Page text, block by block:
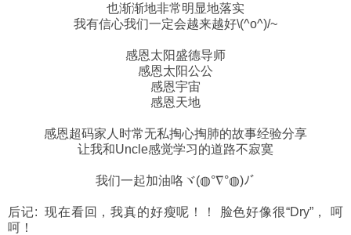
也渐渐地非常明显地落实
我有信心我们一定会越来越好\(^o^)/~
感恩太阳盛德导师
感恩太阳公公
感恩宇宙
感恩天地
感恩超码家人时常无私掏心掏肺的故事经验分享
让我和Uncle感觉学习的道路不寂寞
我们一起加油咯ヾ(◍°∇°◍)ﾉﾞ
后记: 现在看回，我真的好瘦呢！！ 脸色好像很“Dry”， 呵
呵！